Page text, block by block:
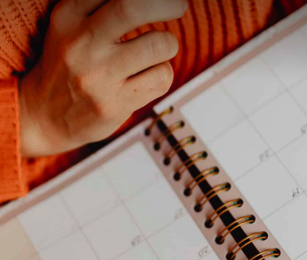
principal